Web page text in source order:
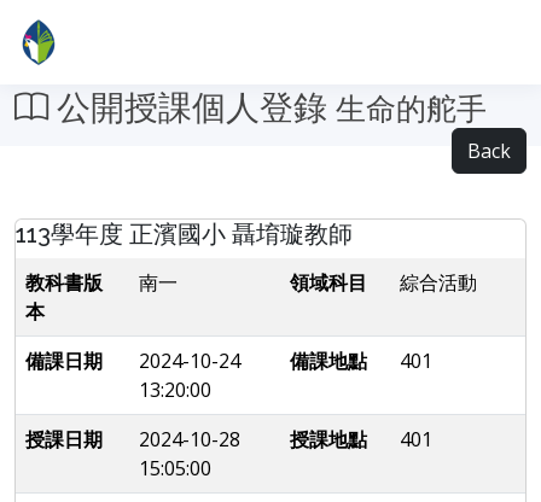
公開授課個人登錄 生命的舵手
Back
113學年度 正濱國小 聶堉璇教師
教科書版
本
南一 領域科目 綜合活動
備課日期
2024-10-24
13:20:00
備課地點 401
授課日期
2024-10-28
15:05:00
授課地點 401